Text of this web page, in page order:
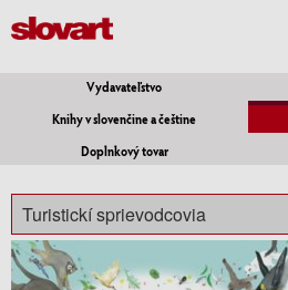
Vydavateľstvo
Knihy v slovenčine a češtine
Doplnkový tovar